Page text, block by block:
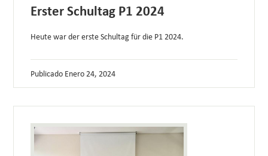
Erster Schultag P1 2024
Heute war der erste Schultag für die P1 2024.
Publicado Enero 24, 2024